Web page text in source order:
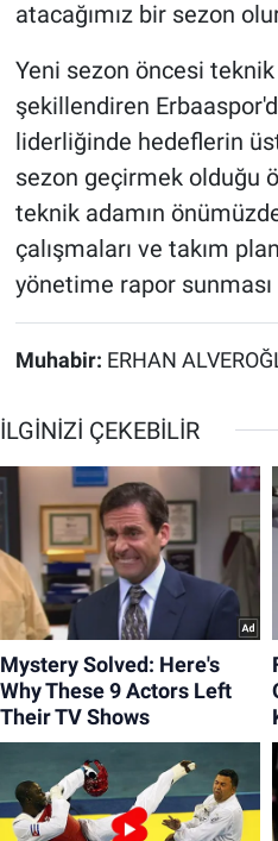
atacağımız bir sezon
Yeni sezon öncesi teknik
şekillendiren
liderliğinde hedeflerin
sezon geçirmek olduğu
teknik adamın
çalışmaları ve takım
yönetime rapor
Muhabir: ERHAN